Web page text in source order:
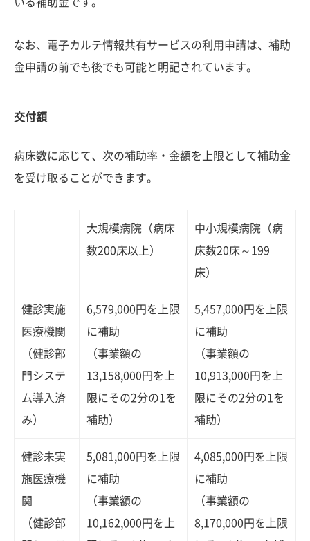
いる補助金です。
なお、電子カルテ情報共有サービスの利用申請は、補助
金申請の前でも後でも可能と明記されています。
交付額
病床数に応じて、次の補助率・金額を上限として補助金
を受け取ることができます。
大規模病院（病床
数200床以上）
中小規模病院（病
床数20床～199
床）
健診実施
医療機関
（健診部
門システ
ム導入済
み）
6,579,000円を上限
に補助
（事業額の
13,158,000円を上
限にその2分の1を
補助）
5,457,000円を上限
に補助
（事業額の
10,913,000円を上
限にその2分の1を
補助）
健診未実
施医療機
関
（健診部
5,081,000円を上限
に補助
（事業額の
10,162,000円を上
4,085,000円を上限
に補助
（事業額の
8,170,000円を上限